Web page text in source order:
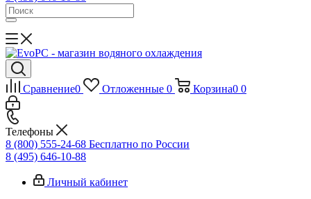
Сравнение0 Отложенные 0 Корзина0 0
Телефоны
8 (800) 555-24-68 Бесплатно по России
8 (495) 646-10-88
Личный кабинет